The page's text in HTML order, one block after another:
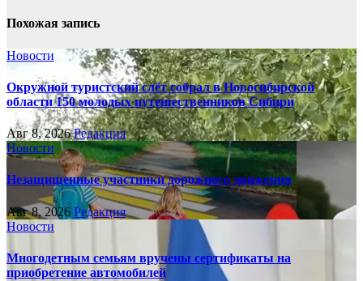
Похожая запись
Новости
Окружной туристский слёт собрал в Новосибирской
области 150 молодых путешественников Сибири
Авг 8, 2026Редакция
Новости
Незащищенные участники дорожного движения
Авг 8, 2026 Редакция
Новости
Многодетным семьям вручены сертификаты на
приобретение автомобилей